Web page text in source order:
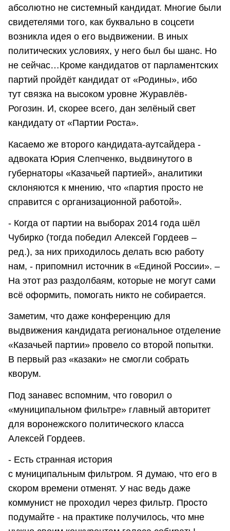
абсолютно не системный кандидат. Многие были
свидетелями того, как буквально в соцсети
возникла идея о его выдвижении. В иных
политических условиях, у него был бы шанс. Но
не сейчас…Кроме кандидатов от парламентских
партий пройдёт кандидат от «Родины», ибо
тут связка на высоком уровне Журавлёв-
Рогозин. И, скорее всего, дан зелёный свет
кандидату от «Партии Роста».
Касаемо же второго кандидата-аутсайдера -
адвоката Юрия Слепченко, выдвинутого в
губернаторы «Казачьей партией», аналитики
склоняются к мнению, что «партия просто не
справится с организационной работой».
- Когда от партии на выборах 2014 года шёл
Чубирко (тогда победил Алексей Гордеев –
ред.), за них приходилось делать всю работу
нам, - припомнил источник в «Единой России». –
На этот раз раздолбаям, которые не могут сами
всё оформить, помогать никто не собирается.
Заметим, что даже конференцию для
выдвижения кандидата региональное отделение
«Казачьей партии» провело со второй попытки.
В первый раз «казаки» не смогли собрать
кворум.
Под занавес вспомним, что говорил о
«муниципальном фильтре» главный авторитет
для воронежского политического класса
Алексей Гордеев.
- Есть странная история
с муниципальным фильтром. Я думаю, что его в
скором времени отменят. У нас ведь даже
коммунист не проходил через фильтр. Просто
подумайте - на практике получилось, что мне